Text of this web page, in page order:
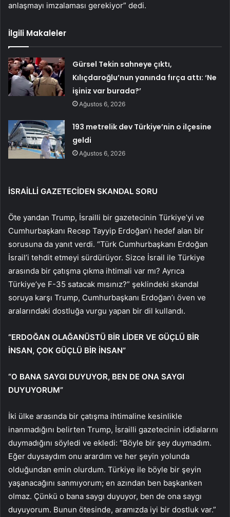
anlaşmayı imzalaması gerekiyor” dedi.
İlgili Makaleler
Gürsel Tekin sahneye çıktı,
Kılıçdaroğlu’nun yanında fırça attı: ‘Ne
işiniz var burada?’
Ağustos 6, 2026
193 metrelik dev Türkiye’nin o ilçesine
geldi
Ağustos 6, 2026
İSRAİLLİ GAZETECİDEN SKANDAL SORU
Öte yandan Trump, İsrailli bir gazetecinin Türkiye’yi ve
Cumhurbaşkanı Recep Tayyip Erdoğan’ı hedef alan bir
sorusuna da yanıt verdi. “Türk Cumhurbaşkanı Erdoğan
İsrail’i tehdit etmeyi sürdürüyor. Sizce İsrail ile Türkiye
arasında bir çatışma çıkma ihtimali var mı? Ayrıca
Türkiye’ye F-35 satacak mısınız?” şeklindeki skandal
soruya karşı Trump, Cumhurbaşkanı Erdoğan’ı öven ve
aralarındaki dostluğa vurgu yapan bir dil kullandı.
“ERDOĞAN OLAĞANÜSTÜ BİR LİDER VE GÜÇLÜ BİR
İNSAN, ÇOK GÜÇLÜ BİR İNSAN”
“O BANA SAYGI DUYUYOR, BEN DE ONA SAYGI
DUYUYORUM”
İki ülke arasında bir çatışma ihtimaline kesinlikle
inanmadığını belirten Trump, İsrailli gazetecinin iddialarını
duymadığını söyledi ve ekledi: “Böyle bir şey duymadım.
Eğer duysaydım onu arardım ve her şeyin yolunda
olduğundan emin olurdum. Türkiye ile böyle bir şeyin
yaşanacağını sanmıyorum; en azından ben başkanken
olmaz. Çünkü o bana saygı duyuyor, ben de ona saygı
duyuyorum. Bunun ötesinde, aramızda iyi bir dostluk var.”